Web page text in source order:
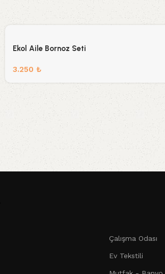
Ekol Aile Bornoz Seti
3.250 ₺
Çalışma Odası
Ev Tekstili